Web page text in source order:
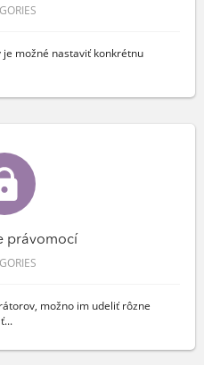
možné nastaviť konkrétnu
právomocí
možno im udeliť rôzne